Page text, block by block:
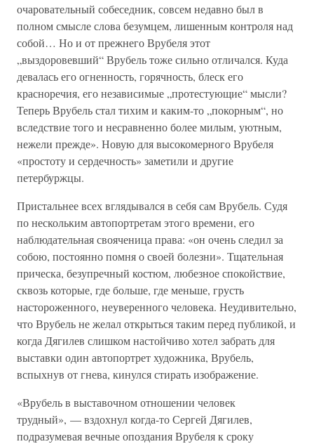
очаровательный собеседник, совсем недавно был в
полном смысле слова безумцем, лишенным контроля над
собой… Но и от прежнего Врубеля этот
„выздоровевший“ Врубель тоже сильно отличался. Куда
девалась его огненность, горячность, блеск его
красноречия, его независимые „протестующие“ мысли?
Теперь Врубель стал тихим и каким-то „покорным“, но
вследствие того и несравненно более милым, уютным,
нежели прежде». Новую для высокомерного Врубеля
«простоту и сердечность» заметили и другие
петербуржцы.
Пристальнее всех вглядывался в себя сам Врубель. Судя
по нескольким автопортретам этого времени, его
наблюдательная свояченица права: «он очень следил за
собою, постоянно помня о своей болезни». Тщательная
прическа, безупречный костюм, любезное спокойствие,
сквозь которые, где больше, где меньше, грусть
настороженного, неуверенного человека. Неудивительно,
что Врубель не желал открыться таким перед публикой, и
когда Дягилев слишком настойчиво хотел забрать для
выставки один автопортрет художника, Врубель,
вспыхнув от гнева, кинулся стирать изображение.
«Врубель в выставочном отношении человек
трудный», — вздохнул когда-то Сергей Дягилев,
подразумевая вечные опоздания Врубеля к сроку